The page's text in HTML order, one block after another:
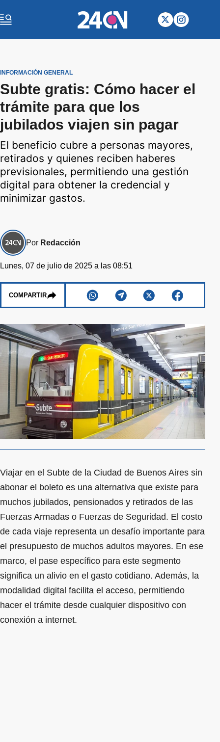
INFORMACIÓN GENERAL
Subte gratis: Cómo hacer el
trámite para que los
jubilados viajen sin pagar
El beneficio cubre a personas mayores,
retirados y quienes reciben haberes
previsionales, permitiendo una gestión
digital para obtener la credencial y
minimizar gastos.
Por Redacción
Lunes, 07 de julio de 2025 a las 08:51
COMPARTIR
Viajar en el Subte de la Ciudad de Buenos Aires sin
abonar el boleto es una alternativa que existe para
muchos jubilados, pensionados y retirados de las
Fuerzas Armadas o Fuerzas de Seguridad. El costo
de cada viaje representa un desafío importante para
el presupuesto de muchos adultos mayores. En ese
marco, el pase específico para este segmento
significa un alivio en el gasto cotidiano. Además, la
modalidad digital facilita el acceso, permitiendo
hacer el trámite desde cualquier dispositivo con
conexión a internet.